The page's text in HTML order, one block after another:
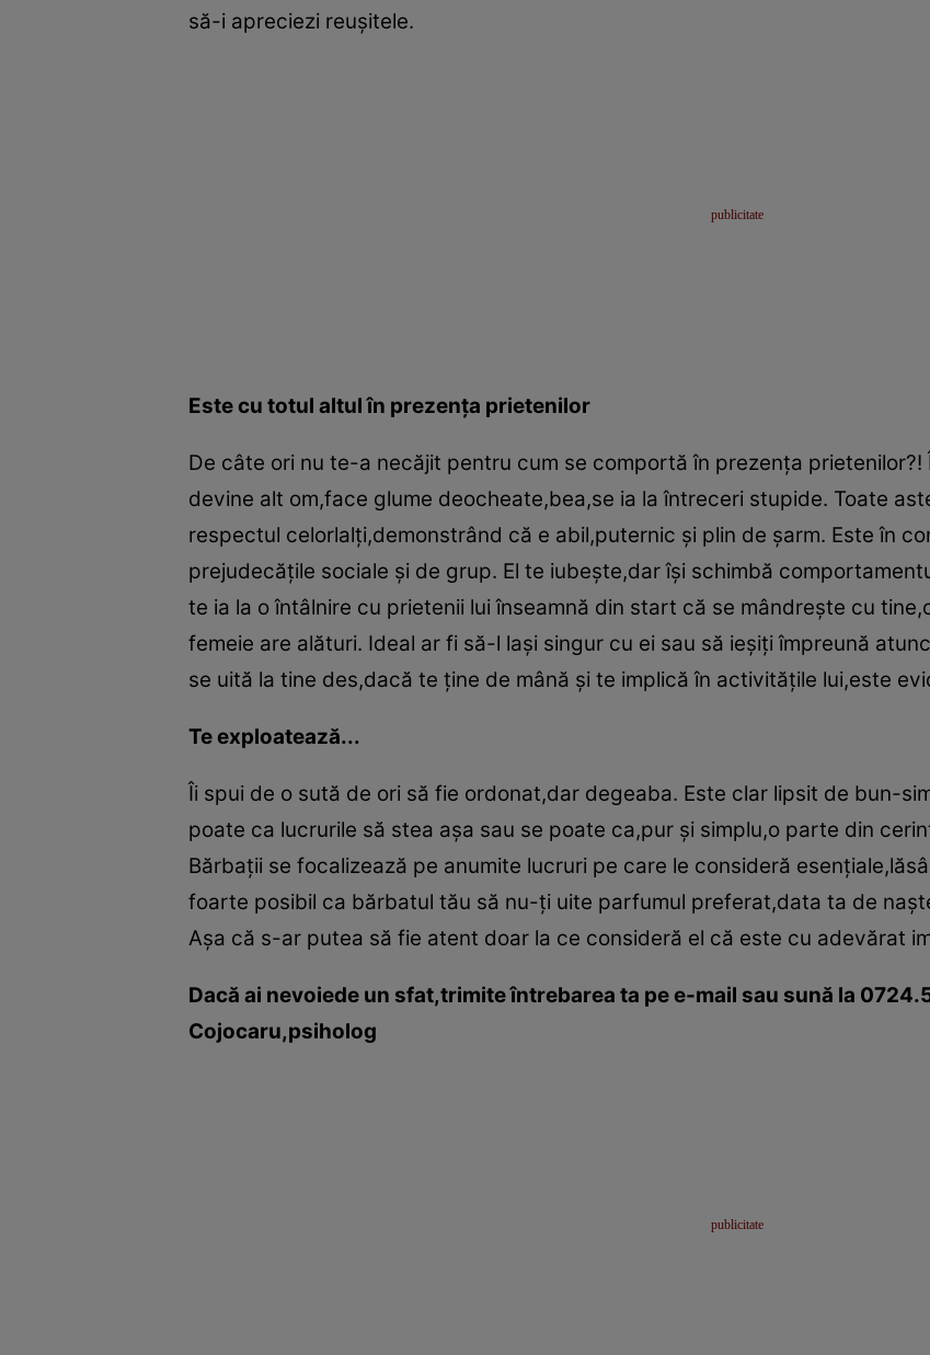
să-i apreciezi reuşitele.
Este cu totul altul în prezenţa prietenilor
De câte ori nu te-a necăjit pentru cum se comportă în prezenţa
devine alt om,face glume deocheate,bea,se ia la întreceri stupide. Toate
respectul celorlalţi,demonstrând că e abil,puternic şi plin de şarm. Este în
prejudecăţile sociale şi de grup. El te iubeşte,dar îşi schimbă
te ia la o întâlnire cu prietenii lui înseamnă din start că se mândreşte cu
femeie are alături. Ideal ar fi să-l laşi singur cu ei sau să ieşiţi împreună
se uită la tine des,dacă te ţine de mână şi te implică în activităţile lui,este
Te exploatează...
Îi spui de o sută de ori să fie ordonat,dar degeaba. Este clar lipsit de bun-
poate ca lucrurile să stea aşa sau se poate ca,pur şi simplu,o parte din
Bărbaţii se focalizează pe anumite lucruri pe care le consideră
foarte posibil ca bărbatul tău să nu-ţi uite parfumul preferat,data ta de
Aşa că s-ar putea să fie atent doar la ce consideră el că este cu adevărat
Dacă ai nevoiede un sfat,trimite întrebarea ta pe e-mail sau sună la
Cojocaru,psiholog